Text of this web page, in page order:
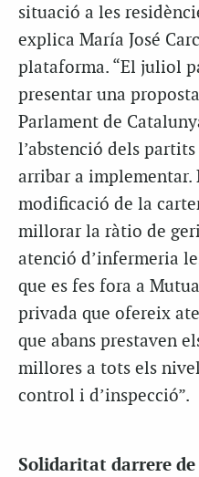
situació a les
explica María José
plataforma. “El juliol
presentar una
Parlament de
l’abstenció dels
arribar a implementar.
modificació de la
millorar la ràtio de
atenció d’infermeria
que es fes fora a
privada que ofereix
que abans prestaven
millores a tots els
control i d’inspecció”.
Solidaritat darrere